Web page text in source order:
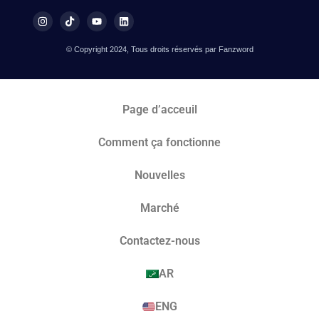
© Copyright 2024, Tous droits réservés par Fanzword
Page d’acceuil
Comment ça fonctionne
Nouvelles
Marché​
Contactez-nous
AR
ENG